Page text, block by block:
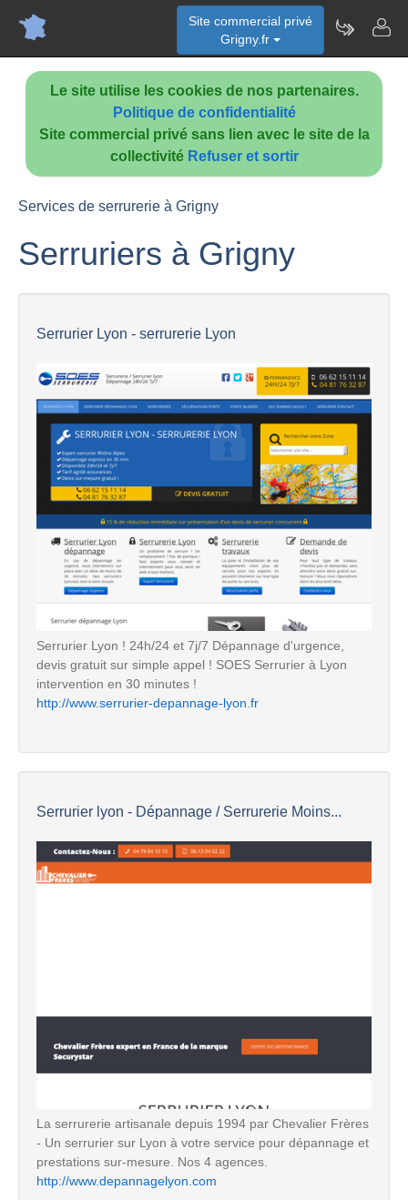
Le site utilise les cookies de nos partenaires.
Politique de confidentialité
Site commercial privé sans lien avec le site de la
collectivité Refuser et sortir
Site commercial privé
Grigny.fr
Services de serrurerie à Grigny
Serruriers à Grigny
Serrurier Lyon - serrurerie Lyon
Serrurier Lyon ! 24h/24 et 7j/7 Dépannage d'urgence,
devis gratuit sur simple appel ! SOES Serrurier à Lyon
intervention en 30 minutes !
http://www.serrurier-depannage-lyon.fr
Serrurier lyon - Dépannage / Serrurerie Moins...
La serrurerie artisanale depuis 1994 par Chevalier Frères
- Un serrurier sur Lyon à votre service pour dépannage et
prestations sur-mesure. Nos 4 agences.
http://www.depannagelyon.com